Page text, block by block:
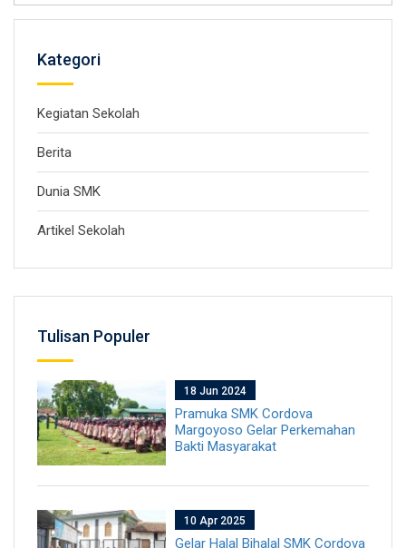
Kategori
Kegiatan Sekolah
Berita
Dunia SMK
Artikel Sekolah
Tulisan Populer
18 Jun 2024
Pramuka SMK Cordova
Margoyoso Gelar Perkemahan
Bakti Masyarakat
10 Apr 2025
Gelar Halal Bihalal SMK Cordova